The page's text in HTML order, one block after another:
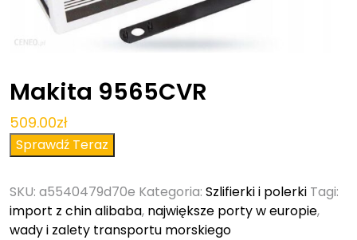
Makita 9565CVR
509.00zł
Sprawdź Teraz
SKU: a5540479d70e Kategoria: Szlifierki i polerki Tagi:
import z chin alibaba, największe porty w europie,
wady i zalety transportu morskiego